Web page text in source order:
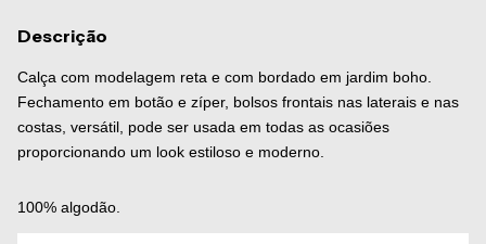
Descrição
Calça com modelagem reta e com bordado em jardim boho.
Fechamento em botão e zíper, bolsos frontais nas laterais e nas
costas, versátil, pode ser usada em todas as ocasiões
proporcionando um look estiloso e moderno.
100% algodão.